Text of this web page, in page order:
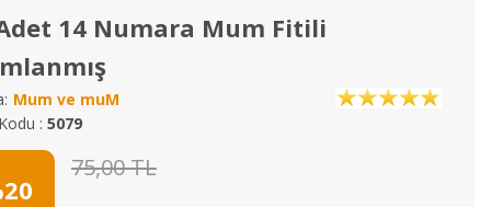
14 Numara Mum Fitili
Mum ve muM
: 5079
75,00 TL